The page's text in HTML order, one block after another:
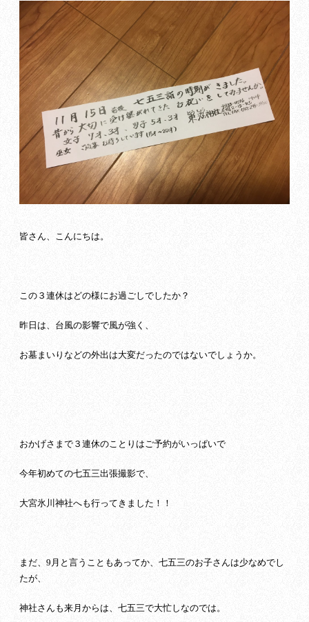
皆さん、こんにちは。
この３連休はどの様にお過ごしでしたか？
昨日は、台風の影響で風が強く、
お墓まいりなどの外出は大変だったのではないでしょうか。
おかげさまで３連休のことりはご予約がいっぱいで
今年初めての七五三出張撮影で、
大宮氷川神社へも行ってきました！！
まだ、9月と言うこともあってか、七五三のお子さんは少なめでし
たが、
神社さんも来月からは、七五三で大忙しなのでは。